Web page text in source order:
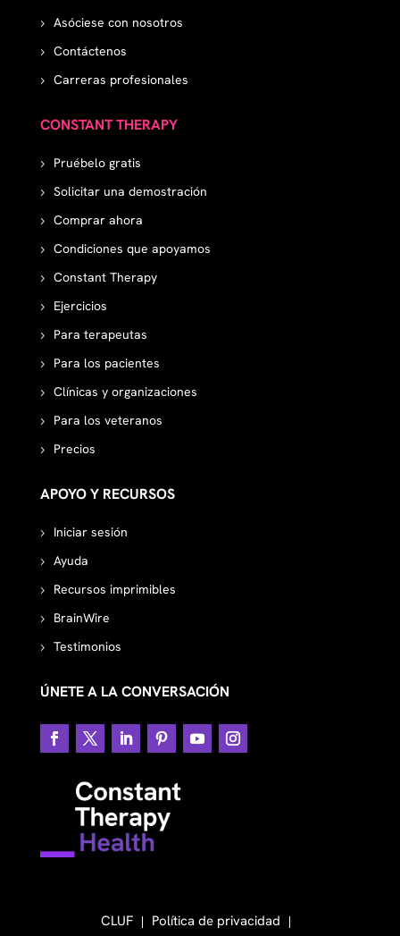
Asóciese con nosotros
Contáctenos
Carreras profesionales
CONSTANT THERAPY
Pruébelo gratis
Solicitar una demostración
Comprar ahora
Condiciones que apoyamos
Constant Therapy
Ejercicios
Para terapeutas
Para los pacientes
Clínicas y organizaciones
Para los veteranos
Precios
APOYO Y RECURSOS
Iniciar sesión
Ayuda
Recursos imprimibles
BrainWire
Testimonios
ÚNETE A LA CONVERSACIÓN
CLUF Política de privacidad